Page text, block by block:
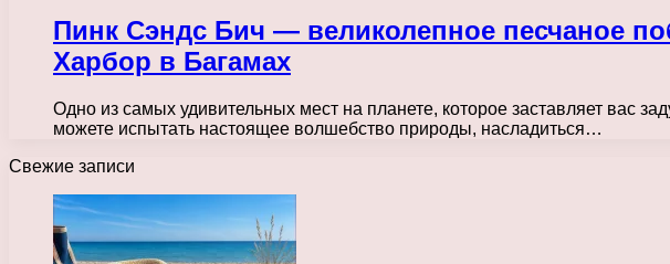
Пинк Сэндс Бич — великолепное песчаное
Харбор в Багамах
Одно из самых удивительных мест на планете, которое заставляет вас
можете испытать настоящее волшебство природы, насладиться…
Свежие записи